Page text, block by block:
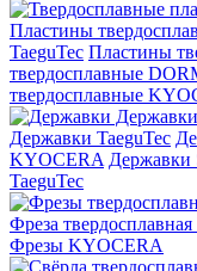
Пластины
TaeguTec Пластины
твердосплавные
твердосплавные
Державки
Державки TaeguTec
KYOCERA
TaeguTec
Фреза
Фрезы KYOCERA